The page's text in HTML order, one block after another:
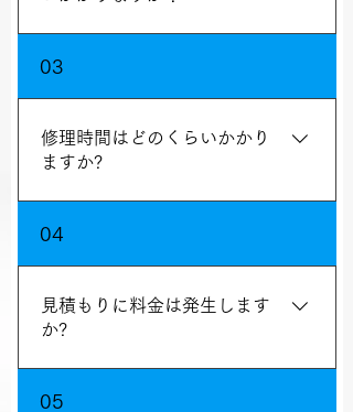
03
修理時間はどのくらいかかり
ますか?
場合では、平均して30分～60分程で直
る事がほとんどです。状況により異な
04
見積もりに料金は発生します
か?
05